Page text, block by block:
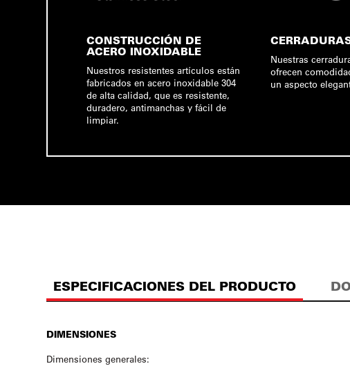
CONSTRUCCIÓN DE
ACERO INOXIDABLE
Nuestros resistentes artículos están
fabricados en acero inoxidable 304
de alta calidad, que es resistente,
duradero, antimanchas y fácil de
limpiar.
Nuestras
ofrecen
un aspecto
ESPECIFICACIONES DEL PRODUCTO
DIMENSIONES
Dimensiones generales: